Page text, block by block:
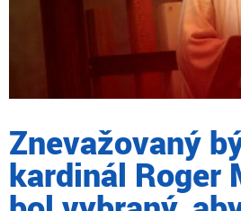
Znevažovaný
kardinál Roger